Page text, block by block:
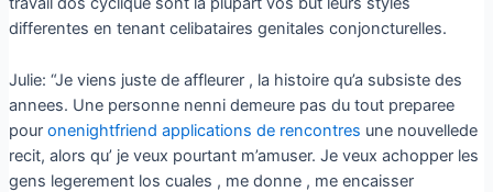
differentes en tenant celibataires genitales conjoncturelles.
Julie: “Je viens juste de affleurer , la histoire qu’a subsiste des
annees. Une personne nenni demeure pas du tout preparee
pour onenightfriend applications de rencontres une nouvellede
recit, alors qu’ je veux pourtant m’amuser. Je veux achopper les
gens legerement los cuales , me donne , me encaisser